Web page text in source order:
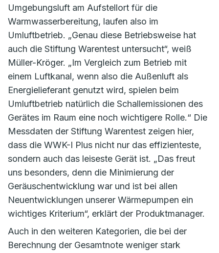
Umgebungsluft am Aufstellort für die
Warmwasserbereitung, laufen also im
Umluftbetrieb. „Genau diese Betriebsweise hat
auch die Stiftung Warentest untersucht“, weiß
Müller-Kröger. „Im Vergleich zum Betrieb mit
einem Luftkanal, wenn also die Außenluft als
Energielieferant genutzt wird, spielen beim
Umluftbetrieb natürlich die Schallemissionen des
Gerätes im Raum eine noch wichtigere Rolle.“ Die
Messdaten der Stiftung Warentest zeigen hier,
dass die WWK-I Plus nicht nur das effizienteste,
sondern auch das leiseste Gerät ist. „Das freut
uns besonders, denn die Minimierung der
Geräuschentwicklung war und ist bei allen
Neuentwicklungen unserer Wärmepumpen ein
wichtiges Kriterium“, erklärt der Produktmanager.
Auch in den weiteren Kategorien, die bei der
Berechnung der Gesamtnote weniger stark